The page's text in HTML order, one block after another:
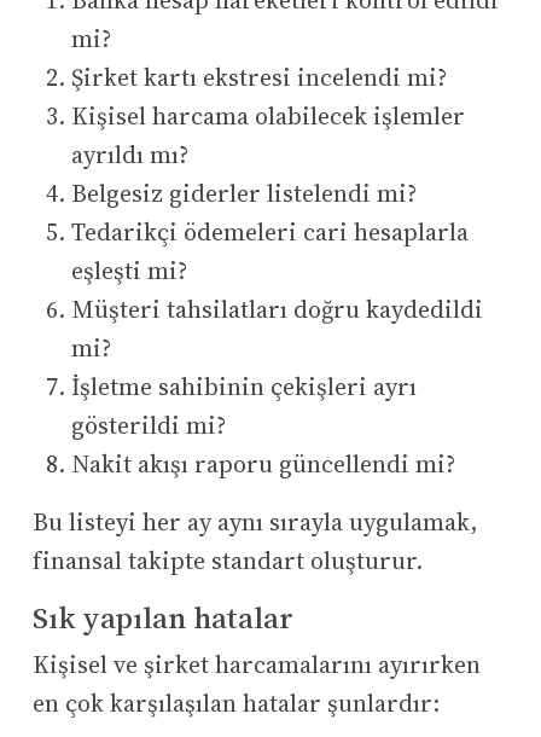
mi?
Şirket kartı ekstresi incelendi mi?
Kişisel harcama olabilecek işlemler
ayrıldı mı?
Belgesiz giderler listelendi mi?
Tedarikçi ödemeleri cari hesaplarla
eşleşti mi?
Müşteri tahsilatları doğru kaydedildi
mi?
İşletme sahibinin çekişleri ayrı
gösterildi mi?
Nakit akışı raporu güncellendi mi?
Bu listeyi her ay aynı sırayla uygulamak,
finansal takipte standart oluşturur.
Sık yapılan hatalar
Kişisel ve şirket harcamalarını ayırırken
en çok karşılaşılan hatalar şunlardır: